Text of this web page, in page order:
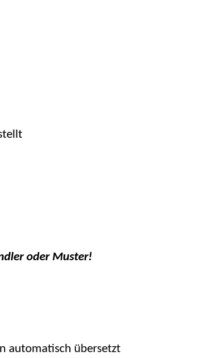
oder Muster!
automatisch übersetzt